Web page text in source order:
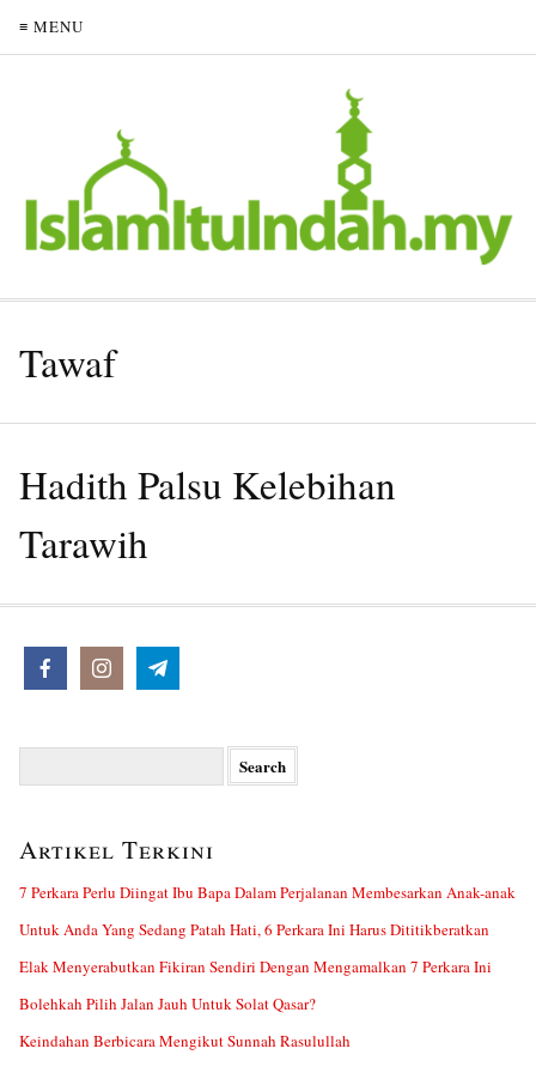
≡ MENU
Tawaf
Hadith Palsu Kelebihan
Tarawih
Artikel Terkini
7 Perkara Perlu Diingat Ibu Bapa Dalam Perjalanan Membesarkan Anak-anak
Untuk Anda Yang Sedang Patah Hati, 6 Perkara Ini Harus Dititikberatkan
Elak Menyerabutkan Fikiran Sendiri Dengan Mengamalkan 7 Perkara Ini
Bolehkah Pilih Jalan Jauh Untuk Solat Qasar?
Keindahan Berbicara Mengikut Sunnah Rasulullah